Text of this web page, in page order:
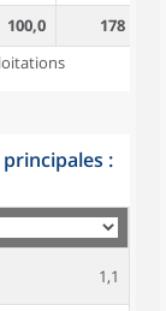
100,0 178
:
1,1